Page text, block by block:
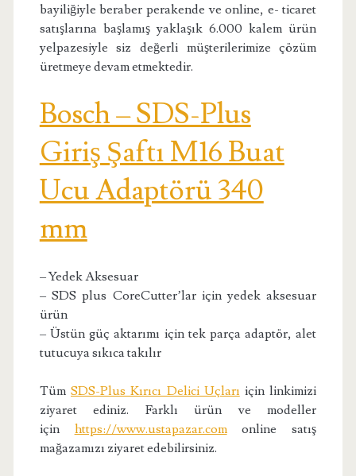
bayiliğiyle beraber perakende ve online, e- ticaret
satışlarına başlamış yaklaşık 6.000 kalem ürün
yelpazesiyle siz değerli müşterilerimize çözüm
üretmeye devam etmektedir.
Bosch – SDS-Plus
Giriş Şaftı M16 Buat
Ucu Adaptörü 340
mm
– Yedek Aksesuar
– SDS plus CoreCutter’lar için yedek aksesuar
ürün
– Üstün güç aktarımı için tek parça adaptör, alet
tutucuya sıkıca takılır
TümSDS-Plus Kırıcı Delici Uçları için linkimizi
ziyaret ediniz. Farklı ürün ve modeller
için https://www.ustapazar.comonline satış
mağazamızı ziyaret edebilirsiniz.